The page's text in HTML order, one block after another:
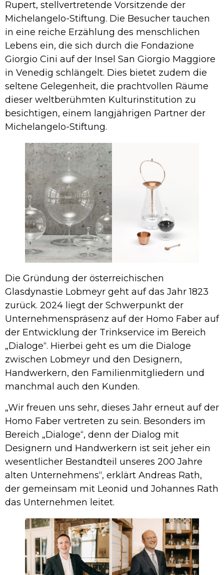
Rupert, stellvertretende Vorsitzende der
Michelangelo-Stiftung. Die Besucher tauchen
in eine reiche Erzählung des menschlichen
Lebens ein, die sich durch die Fondazione
Giorgio Cini auf der Insel San Giorgio Maggiore
in Venedig schlängelt. Dies bietet zudem die
seltene Gelegenheit, die prachtvollen Räume
dieser weltberühmten Kulturinstitution zu
besichtigen, einem langjährigen Partner der
Michelangelo-Stiftung.
Die Gründung der österreichischen
Glasdynastie Lobmeyr geht auf das Jahr 1823
zurück. 2024 liegt der Schwerpunkt der
Unternehmenspräsenz auf der Homo Faber auf
der Entwicklung der Trinkservice im Bereich
„Dialoge“. Hierbei geht es um die Dialoge
zwischen Lobmeyr und den Designern,
Handwerkern, den Familienmitgliedern und
manchmal auch den Kunden.
„Wir freuen uns sehr, dieses Jahr erneut auf der
Homo Faber vertreten zu sein. Besonders im
Bereich „Dialoge“, denn der Dialog mit
Designern und Handwerkern ist seit jeher ein
wesentlicher Bestandteil unseres 200 Jahre
alten Unternehmens“, erklärt Andreas Rath,
der gemeinsam mit Leonid und Johannes Rath
das Unternehmen leitet.